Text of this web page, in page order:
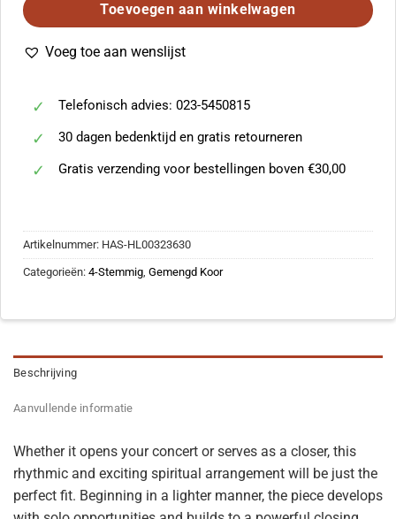
Toevoegen aan winkelwagen
Voeg toe aan wenslijst
Telefonisch advies: 023-5450815
30 dagen bedenktijd en gratis retourneren
Gratis verzending voor bestellingen boven €30,00
Artikelnummer: HAS-HL00323630
Categorieën: 4-Stemmig, Gemengd Koor
Beschrijving
Aanvullende informatie
Whether it opens your concert or serves as a closer, this
rhythmic and exciting spiritual arrangement will be just the
perfect fit. Beginning in a lighter manner, the piece develops